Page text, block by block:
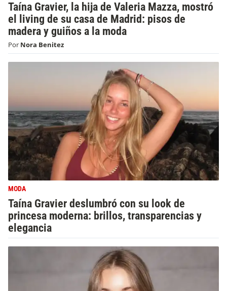
Taína Gravier, la hija de Valeria Mazza, mostró
el living de su casa de Madrid: pisos de
madera y guiños a la moda
Por Nora Benitez
MODA
Taína Gravier deslumbró con su look de
princesa moderna: brillos, transparencias y
elegancia